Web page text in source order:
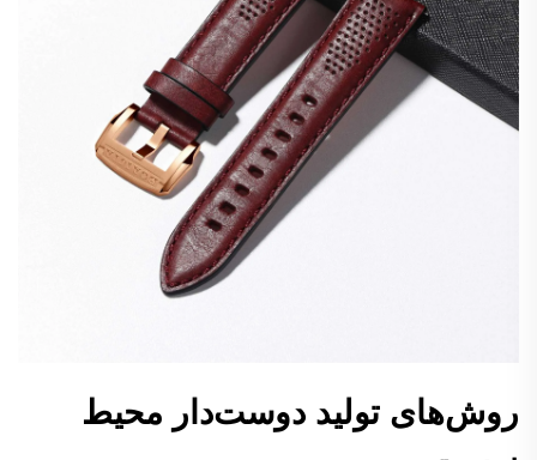
روش‌های تولید دوست‌دار محیط